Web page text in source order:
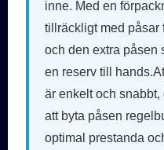
inne. Med en
tillräckligt med påsar
och den extra påsen
en reserv till
är enkelt och
att byta påsen
optimal prestanda